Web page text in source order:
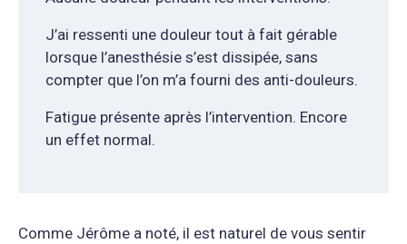
J’ai ressenti une douleur tout à fait gérable
lorsque l’anesthésie s’est dissipée, sans
compter que l’on m’a fourni des anti-douleurs.
Fatigue présente après l’intervention. Encore
un effet normal.
Comme Jérôme a noté, il est naturel de vous sentir